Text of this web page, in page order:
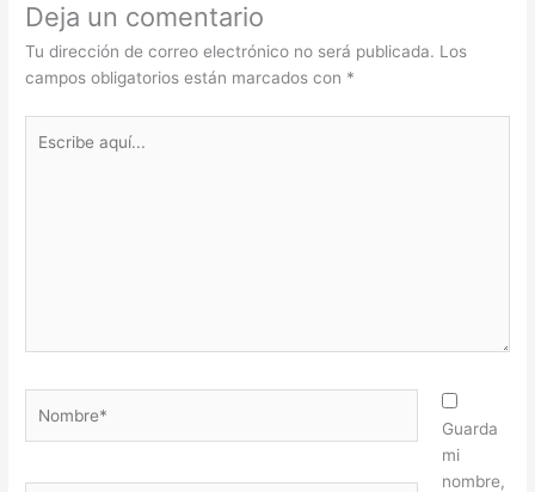
Deja un comentario
Tu dirección de correo electrónico no será publicada. Los
campos obligatorios están marcados con *
aquí...
Guarda
mi
nombre,